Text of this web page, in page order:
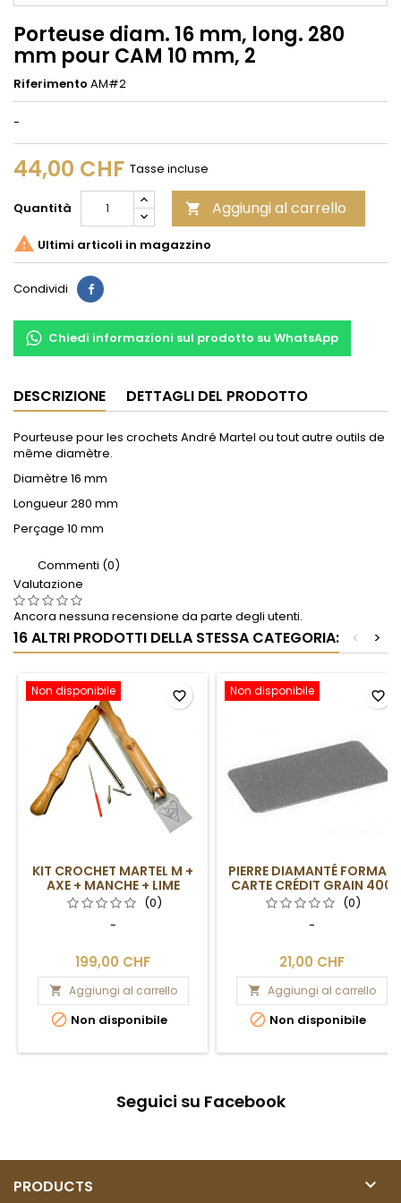
Porteuse diam. 16 mm, long. 280
mm pour CAM 10 mm, 2
Riferimento AM#2
-
44,00 CHF Tasse incluse
Quantità  Aggiungi al carrello
 Ultimi articoli in magazzino
Condividi Condividi
Chiedi informazioni sul prodotto su WhatsApp
DESCRIZIONE DETTAGLI DEL PRODOTTO
Pourteuse pour les crochets André Martel ou tout autre outils de
même diamètre.
Diamètre 16 mm
Longueur 280 mm
Perçage 10 mm
Commenti (0)
Valutazione
Ancora nessuna recensione da parte degli utenti.
16 ALTRI PRODOTTI DELLA STESSA CATEGORIA: >
<
Non disponibile
KIT CROCHET MARTEL M +
AXE + MANCHE + LIME
(0)
-
199,00 CHF
 Aggiungi al carrello
 Non disponibile
favorite_border Non disponibile
PIERRE DIAMANTÉ FORMAT
CARTE CRÉDIT GRAIN 400
(0)
-
21,00 CHF
 Aggiungi al carrello
 Non disponibile
favorite_border
Seguici su Facebook
PRODUCTS 